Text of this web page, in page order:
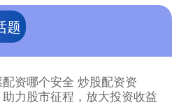
题
配资哪个安全 炒股配资资
力股市征程，放大投资收益